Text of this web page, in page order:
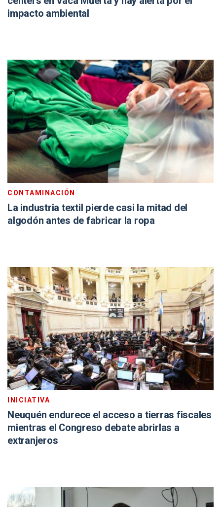
impacto ambiental
CONTAMINACIÓN
La industria textil pierde casi la mitad del
algodón antes de fabricar la ropa
INICIATIVA
Neuquén endurece el acceso a tierras fiscales
mientras el Congreso debate abrirlas a
extranjeros